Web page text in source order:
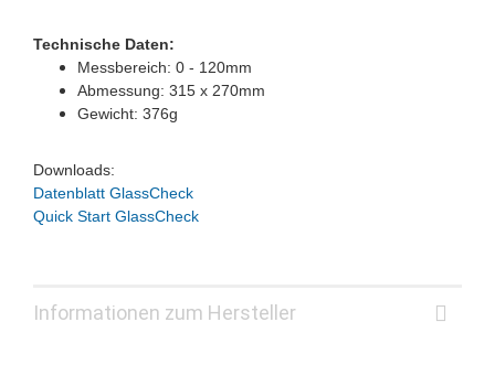
Technische Daten:
Messbereich: 0 - 120mm
Abmessung: 315 x 270mm
Gewicht: 376g
Downloads:
Datenblatt GlassCheck
Quick Start GlassCheck
Informationen zum Hersteller